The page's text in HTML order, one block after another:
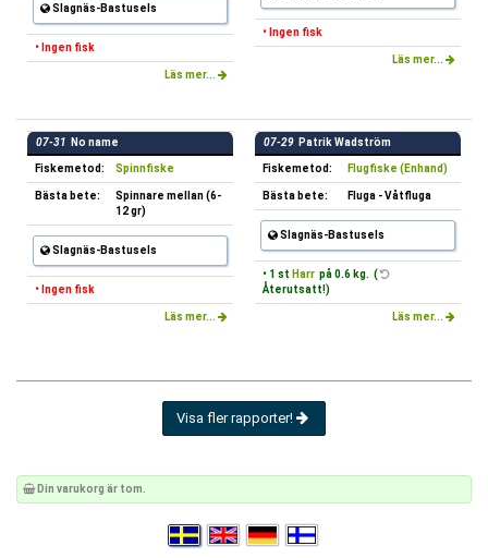
Slagnäs-Bastusels
• Ingen fisk
Läs mer...
• Ingen fisk
Läs mer...
07-31 No name
Fiskemetod: Spinnfiske
Bästa bete:
Spinnare mellan (6-
12 gr)
Slagnäs-Bastusels
• Ingen fisk
Läs mer...
07-29 Patrik Wadström
Fiskemetod: Flugfiske (Enhand)
Bästa bete: Fluga - Våtfluga
Slagnäs-Bastusels
• 1 st Harr på 0.6 kg. (
Återutsatt!)
Läs mer...
Visa fler rapporter!
Din varukorg är tom.